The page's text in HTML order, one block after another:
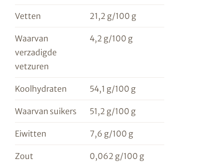
Vetten 21,2 g/100 g
Waarvan
verzadigde
vetzuren
4,2 g/100 g
Koolhydraten 54,1 g/100 g
Waarvan suikers 51,2 g/100 g
Eiwitten 7,6 g/100 g
Zout 0,062 g/100 g